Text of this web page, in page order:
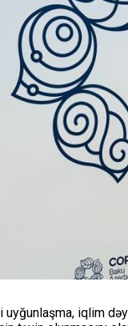
iqlim